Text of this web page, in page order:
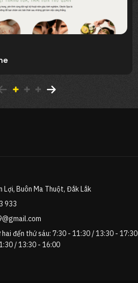
Lợi, Buôn Ma Thuột, Đắk Lắk
933
hai đến thứ sáu: 7:30 - 11:30 / 13:30 - 17:30
/ 13:30 - 16:00